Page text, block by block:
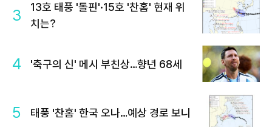
3
13호 태풍 '돌핀'·15호 '찬홈' 현재 위
치는?
4 '축구의 신' 메시 부친상…향년 68세
5 태풍 '찬홈' 한국 오나…예상 경로 보니